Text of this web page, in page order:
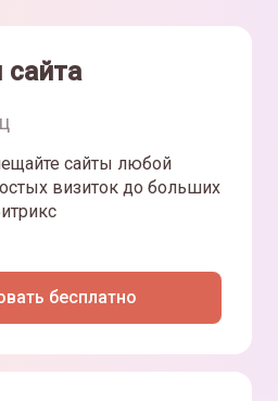
сайта
сайты любой
визиток до больших
бесплатно